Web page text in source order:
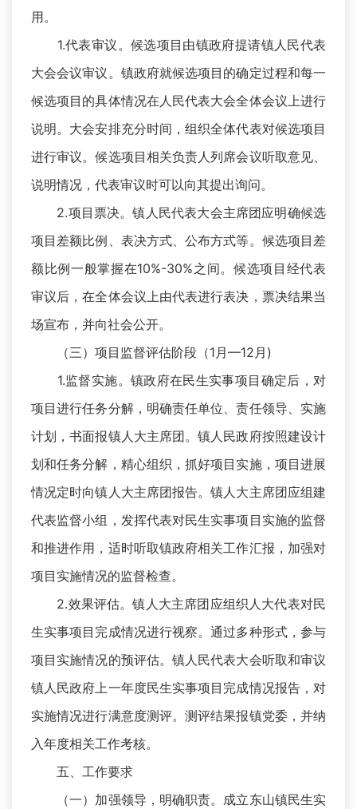
用。
1.代表审议。候选项目由镇政府提请镇人民代表
大会会议审议。镇政府就候选项目的确定过程和每一
候选项目的具体情况在人民代表大会全体会议上进行
说明。大会安排充分时间，组织全体代表对候选项目
进行审议。候选项目相关负责人列席会议听取意见、
说明情况，代表审议时可以向其提出询问。
2.项目票决。镇人民代表大会主席团应明确候选
项目差额比例、表决方式、公布方式等。候选项目差
额比例一般掌握在10%-30%之间。候选项目经代表
审议后，在全体会议上由代表进行表决，票决结果当
场宣布，并向社会公开。
（三）项目监督评估阶段（1月—12月)
1.监督实施。镇政府在民生实事项目确定后，对
项目进行任务分解，明确责任单位、责任领导、实施
计划，书面报镇人大主席团。镇人民政府按照建设计
划和任务分解，精心组织，抓好项目实施，项目进展
情况定时向镇人大主席团报告。镇人大主席团应组建
代表监督小组，发挥代表对民生实事项目实施的监督
和推进作用，适时听取镇政府相关工作汇报，加强对
项目实施情况的监督检查。
2.效果评估。镇人大主席团应组织人大代表对民
生实事项目完成情况进行视察。通过多种形式，参与
项目实施情况的预评估。镇人民代表大会听取和审议
镇人民政府上一年度民生实事项目完成情况报告，对
实施情况进行满意度测评。测评结果报镇党委，并纳
入年度相关工作考核。
五、工作要求
（一）加强领导，明确职责。成立东山镇民生实